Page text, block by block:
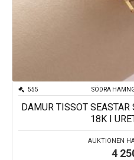
SÖDRA
555
DAMUR TISSOT
18K I
AUKTIONEN
4